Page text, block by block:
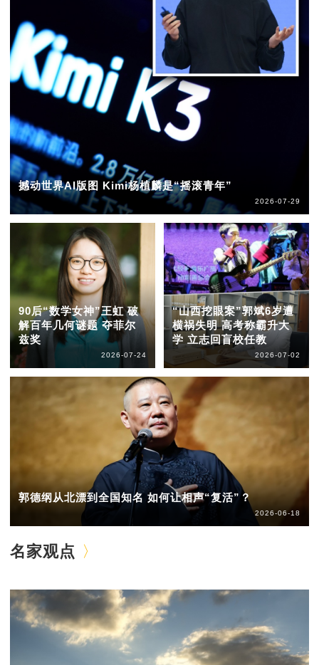
撼动世界AI版图 Kimi杨植麟是“摇滚青年”
2026-07-29
90后“数学女神”王虹 破
解百年几何谜题 夺菲尔
兹奖
2026-07-24
“山西挖眼案”郭斌6岁遭
横祸失明 高考称霸升大
学 立志回盲校任教
2026-07-02
郭德纲从北漂到全国知名 如何让相声“复活”？
2026-06-18
名家观点